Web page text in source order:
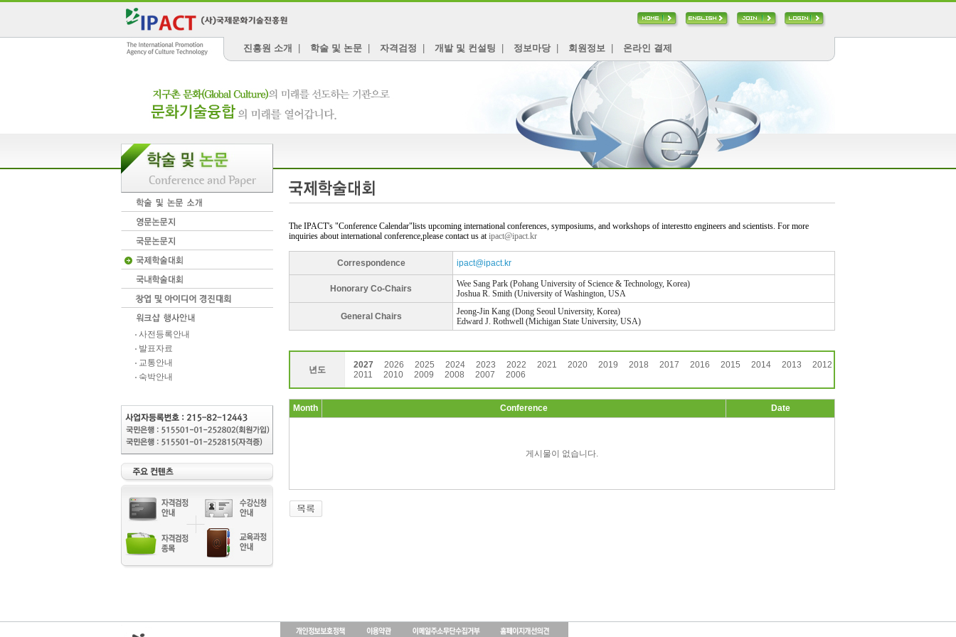
진흥원 소개 학술 및 논문 자격검정 개발 및 컨설팅 정보마당| 회원정보 온라인 결제
사전등록안내
발표자료
교통안내
숙박안내
The IPACT's "Conference Calendar"lists upcoming international conferences, symposiums, and workshops of interestto engineers and scientists. For more
inquiries about international conference,please contact us atipact@ipact.kr
Correspondence ipact@ipact.kr
Honorary Co-Chairs
Wee Sang Park (Pohang University of Science & Technology, Korea)
Joshua R. Smith (University of Washington, USA
General Chairs
Jeong-Jin Kang (Dong Seoul University, Korea)
Edward J. Rothwell (Michigan State University, USA)
년도 2027 2026 2025 2024 2023 2022 2021 2020 2019 2018 2017 2016 2015 2014 2013
2012
2011
2010 2009 2008 2007 2006
Month Conference Date
게시물이 없습니다.
출
장